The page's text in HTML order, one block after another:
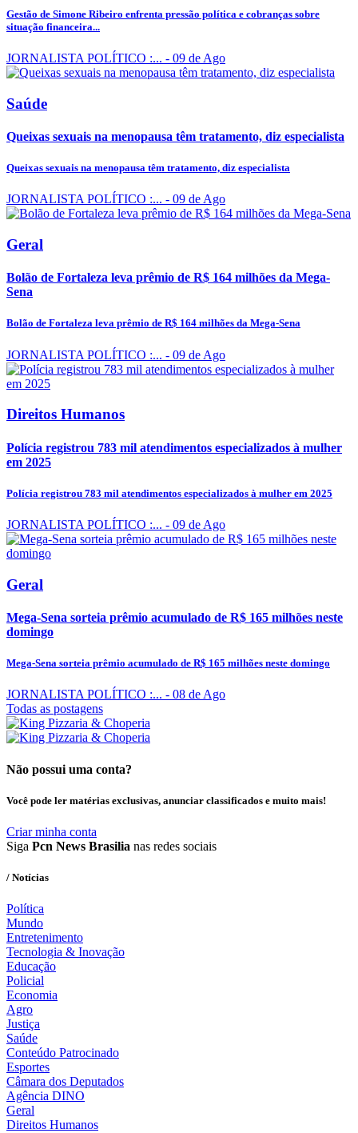
Gestão de Simone Ribeiro enfrenta pressão política e cobranças sobre
situação financeira...
JORNALISTA POLÍTICO :... - 09 de Ago
Saúde
Queixas sexuais na menopausa têm tratamento, diz especialista
Queixas sexuais na menopausa têm tratamento, diz especialista
JORNALISTA POLÍTICO :... - 09 de Ago
Geral
Bolão de Fortaleza leva prêmio de R$ 164 milhões da Mega-
Sena
Bolão de Fortaleza leva prêmio de R$ 164 milhões da Mega-Sena
JORNALISTA POLÍTICO :... - 09 de Ago
Direitos Humanos
Polícia registrou 783 mil atendimentos especializados à mulher
em 2025
Polícia registrou 783 mil atendimentos especializados à mulher em 2025
JORNALISTA POLÍTICO :... - 09 de Ago
Geral
Mega-Sena sorteia prêmio acumulado de R$ 165 milhões neste
domingo
Mega-Sena sorteia prêmio acumulado de R$ 165 milhões neste domingo
JORNALISTA POLÍTICO :... - 08 de Ago
Todas as postagens
Não possui uma conta?
Você pode ler matérias exclusivas, anunciar classificados e muito mais!
Criar minha conta
Siga Pcn News Brasilia nas redes sociais
/ Notícias
Política
Mundo
Entretenimento
Tecnologia & Inovação
Educação
Policial
Economia
Agro
Justiça
Saúde
Conteúdo Patrocinado
Esportes
Câmara dos Deputados
Agência DINO
Geral
Direitos Humanos